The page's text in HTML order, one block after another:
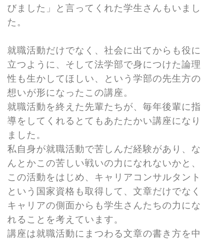
びました」と言ってくれた学生さんもいまし
た。
就職活動だけでなく、社会に出てからも役に
立つように、そして法学部で身につけた論理
性も生かしてほしい、という学部の先生方の
想いが形になったこの講座。
就職活動を終えた先輩たちが、毎年後輩に指
導をしてくれるとてもあたたかい講座になり
ました。
私自身が就職活動で苦しんだ経験があり、な
んとかこの苦しい戦いの力になれないかと、
この活動をはじめ、キャリアコンサルタント
という国家資格も取得して、文章だけでなく
キャリアの側面からも学生さんたちの力にな
れることを考えています。
講座は就職活動にまつわる文章の書き方を中